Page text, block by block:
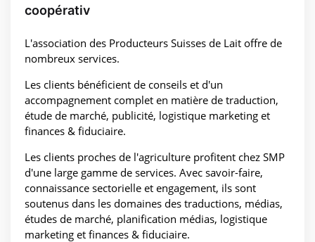
coopérativ
L'association des Producteurs Suisses de Lait offre de
nombreux services.
Les clients bénéficient de conseils et d'un
accompagnement complet en matière de traduction,
étude de marché, publicité, logistique marketing et
finances & fiduciaire.
Les clients proches de l'agriculture profitent chez SMP
d'une large gamme de services. Avec savoir-faire,
connaissance sectorielle et engagement, ils sont
soutenus dans les domaines des traductions, médias,
études de marché, planification médias, logistique
marketing et finances & fiduciaire.